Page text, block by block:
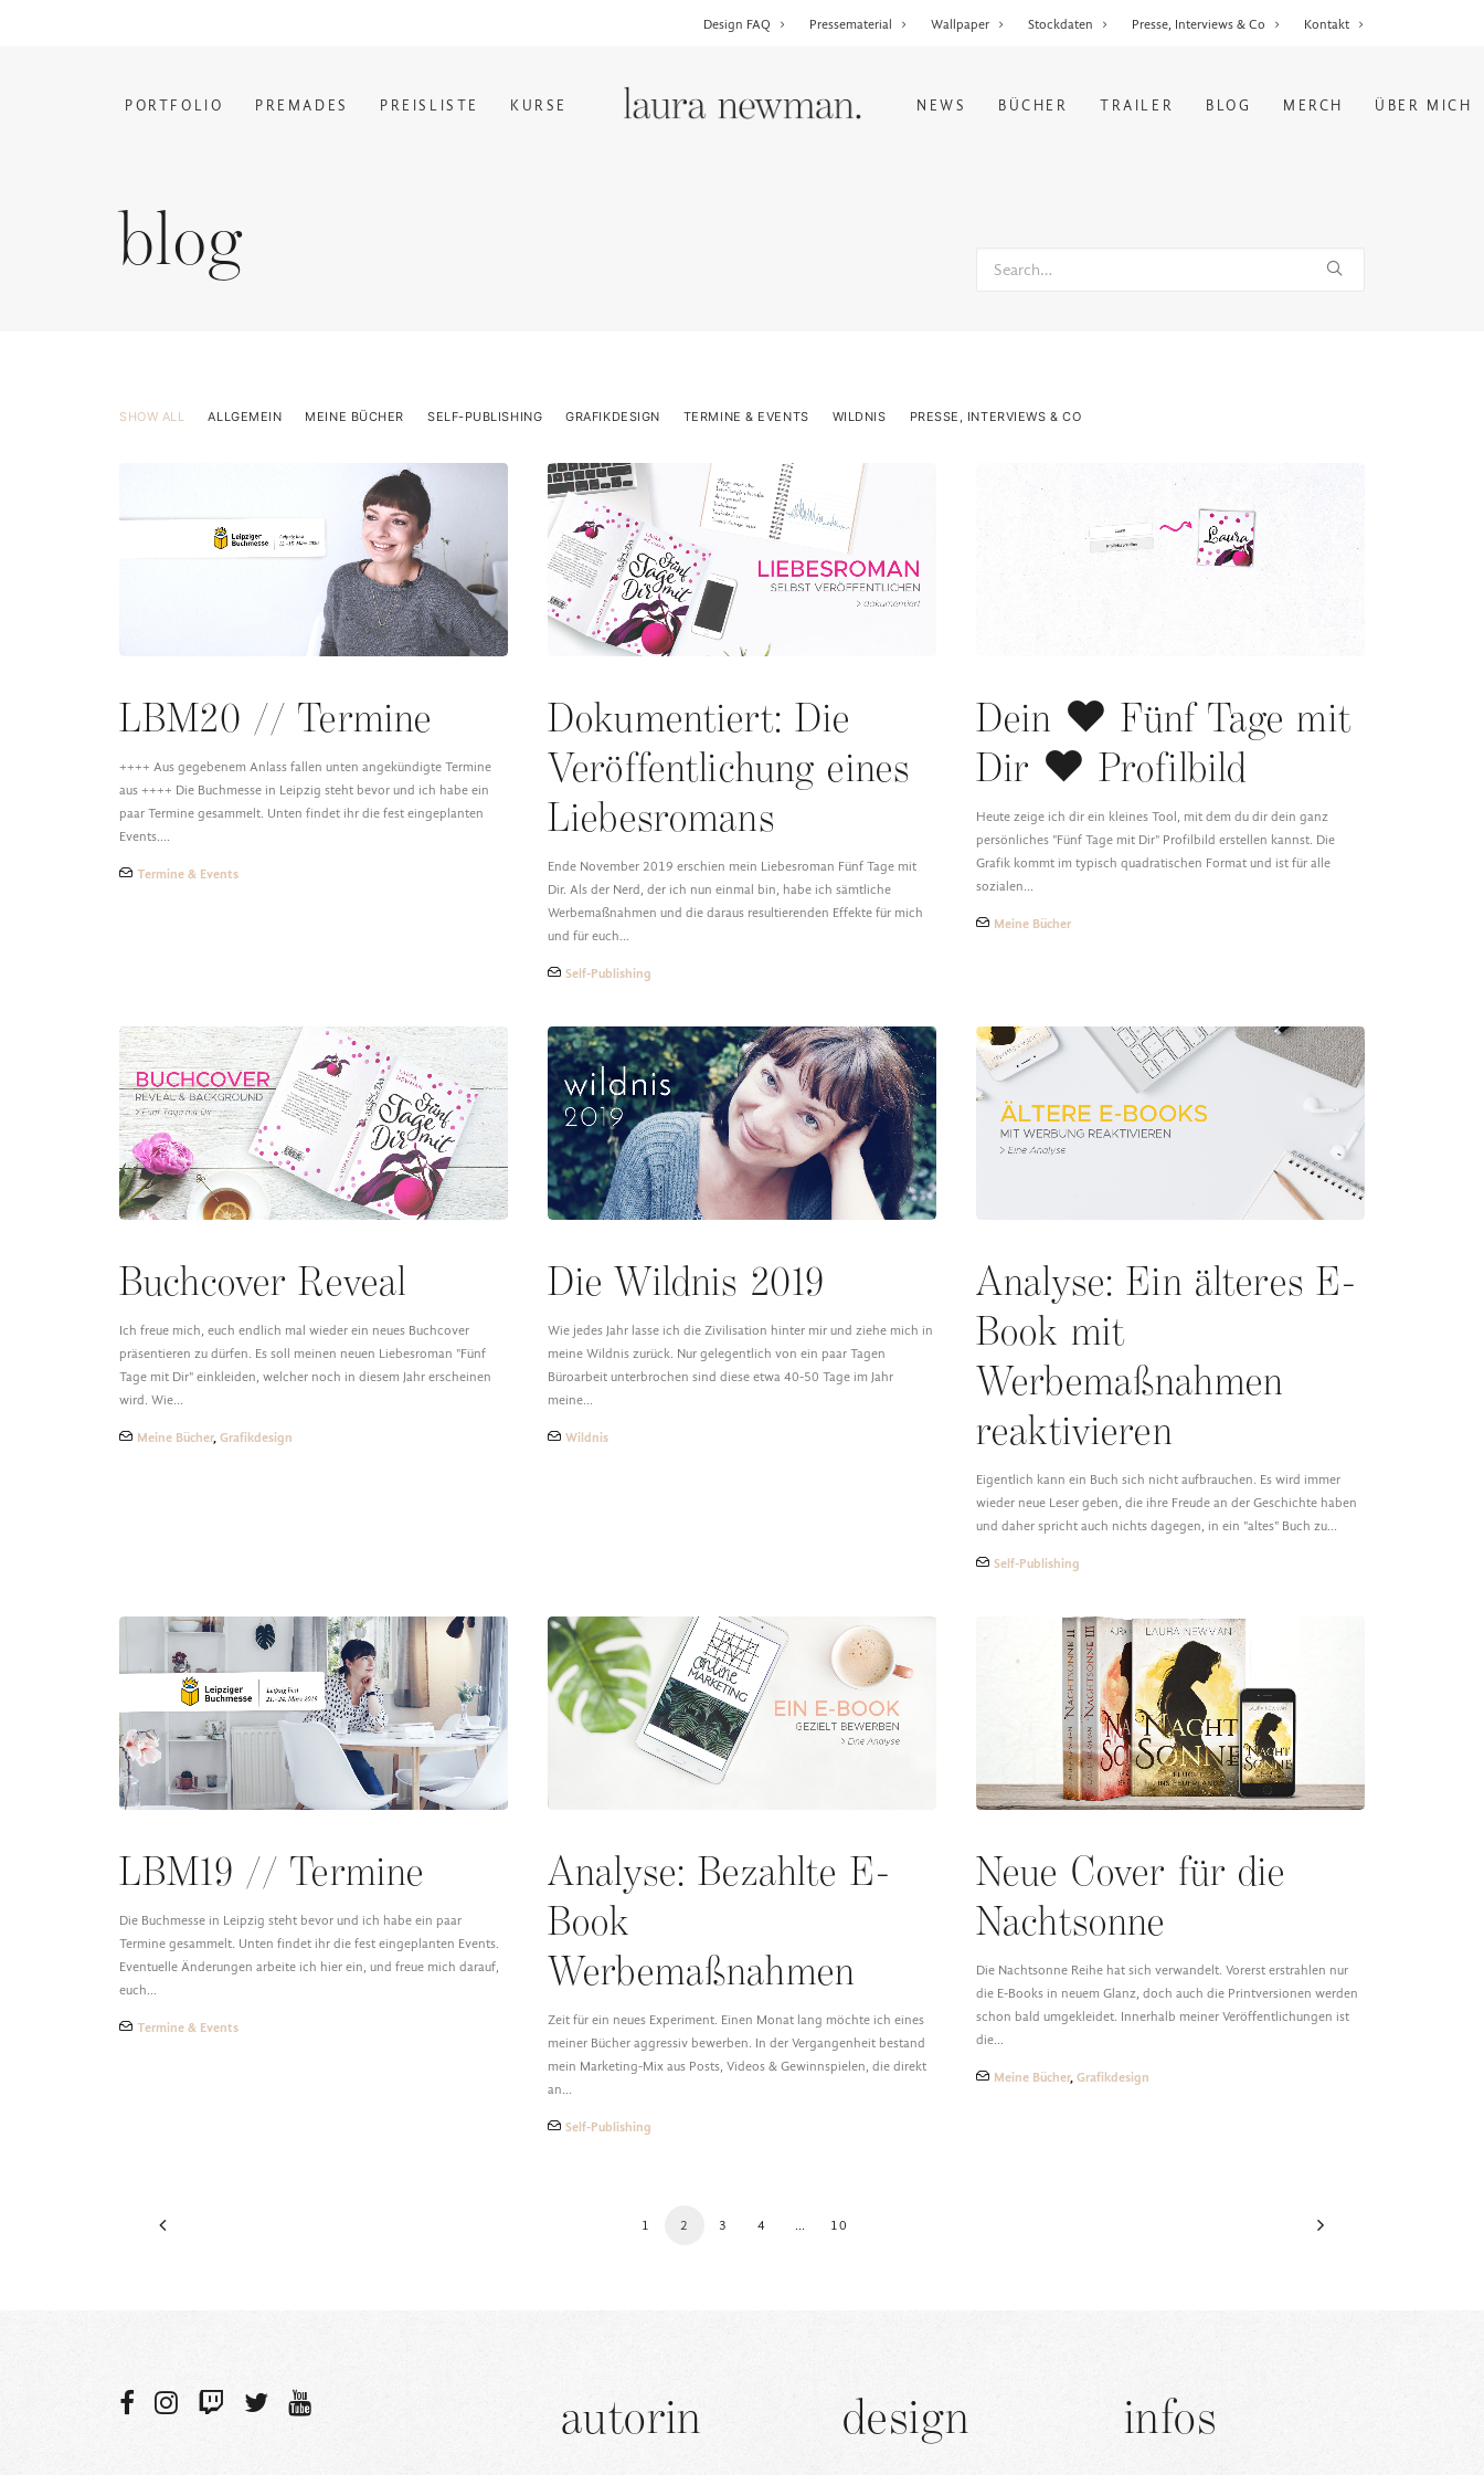
Design FAQ Pressematerial Wallpaper Stockdaten Presse, Interviews & Co Kontakt
PORTFOLIO PREMADES PREISLISTE KURSE NEWS BÜCHER TRAILER BLOG MERCH ÜBER MICH
blog
SHOW ALL ALLGEMEIN MEINE BÜCHER SELF-PUBLISHING GRAFIKDESIGN TERMINE & EVENTS WILDNIS PRESSE, INTERVIEWS & CO
LBM20 // Termine
++++ Aus gegebenem Anlass fallen unten angekündigte Termine
aus ++++ Die Buchmesse in Leipzig steht bevor und ich habe ein
paar Termine gesammelt. Unten findet ihr die fest eingeplanten
Events.…
Termine & Events
Dokumentiert: Die
Veröffentlichung eines
Liebesromans
Ende November 2019 erschien mein Liebesroman Fünf Tage mit
Dir. Als der Nerd, der ich nun einmal bin, habe ich sämtliche
Werbemaßnahmen und die daraus resultierenden Effekte für mich
und für euch…
Self-Publishing
Dein ♥ Fünf Tage mit
Dir ♥ Profilbild
Heute zeige ich dir ein kleines Tool, mit dem du dir dein ganz
persönliches "Fünf Tage mit Dir" Profilbild erstellen kannst. Die
Grafik kommt im typisch quadratischen Format und ist für alle
sozialen…
Meine Bücher
Buchcover Reveal
Ich freue mich, euch endlich mal wieder ein neues Buchcover
präsentieren zu dürfen. Es soll meinen neuen Liebesroman "Fünf
Tage mit Dir" einkleiden, welcher noch in diesem Jahr erscheinen
wird. Wie…
Meine Bücher, Grafikdesign
Die Wildnis 2019
Wie jedes Jahr lasse ich die Zivilisation hinter mir und ziehe mich in
meine Wildnis zurück. Nur gelegentlich von ein paar Tagen
Büroarbeit unterbrochen sind diese etwa 40-50 Tage im Jahr
meine…
Wildnis
Analyse: Ein älteres E-
Book mit
Werbemaßnahmen
reaktivieren
Eigentlich kann ein Buch sich nicht aufbrauchen. Es wird immer
wieder neue Leser geben, die ihre Freude an der Geschichte haben
und daher spricht auch nichts dagegen, in ein "altes" Buch zu…
Self-Publishing
LBM19 // Termine
Die Buchmesse in Leipzig steht bevor und ich habe ein paar
Termine gesammelt. Unten findet ihr die fest eingeplanten Events.
Eventuelle Änderungen arbeite ich hier ein, und freue mich darauf,
euch…
Termine & Events
Analyse: Bezahlte E-
Book
Werbemaßnahmen
Zeit für ein neues Experiment. Einen Monat lang möchte ich eines
meiner Bücher aggressiv bewerben. In der Vergangenheit bestand
mein Marketing-Mix aus Posts, Videos & Gewinnspielen, die direkt
an…
Self-Publishing
Neue Cover für die
Nachtsonne
Die Nachtsonne Reihe hat sich verwandelt. Vorerst erstrahlen nur
die E-Books in neuem Glanz, doch auch die Printversionen werden
schon bald umgekleidet. Innerhalb meiner Veröffentlichungen ist
die…
Meine Bücher, Grafikdesign
1 2 3 4 10
autorin design infos